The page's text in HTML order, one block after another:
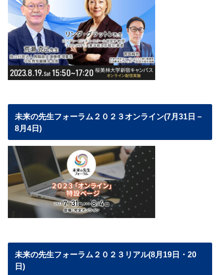
未来の先生フォーラム２０２３オンライン(7月31日－
8月4日)
未来の先生フォーラム２０２３リアル(8月19日・20
日)